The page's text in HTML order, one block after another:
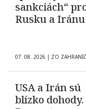
sankciách“
Rusku a Iránu
07. 08. 2026 | ZO
USA a Irán sú
blízko dohody.